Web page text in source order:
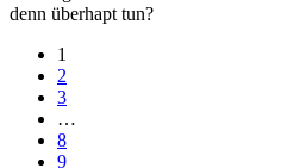
denn überhapt tun?
1
2
3
…
8
9